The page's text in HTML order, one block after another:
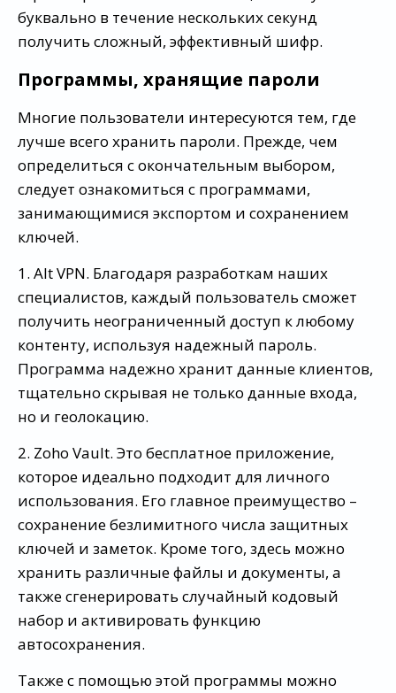
буквально в течение нескольких секунд
получить сложный, эффективный шифр.
Программы, хранящие пароли
Многие пользователи интересуются тем, где
лучше всего хранить пароли. Прежде, чем
определиться с окончательным выбором,
следует ознакомиться с программами,
занимающимися экспортом и сохранением
ключей.
1. Alt VPN. Благодаря разработкам наших
специалистов, каждый пользователь сможет
получить неограниченный доступ к любому
контенту, используя надежный пароль.
Программа надежно хранит данные клиентов,
тщательно скрывая не только данные входа,
но и геолокацию.
2. Zoho Vault. Это бесплатное приложение,
которое идеально подходит для личного
использования. Его главное преимущество –
сохранение безлимитного числа защитных
ключей и заметок. Кроме того, здесь можно
хранить различные файлы и документы, а
также сгенерировать случайный кодовый
набор и активировать функцию
автосохранения.
Также с помощью этой программы можно